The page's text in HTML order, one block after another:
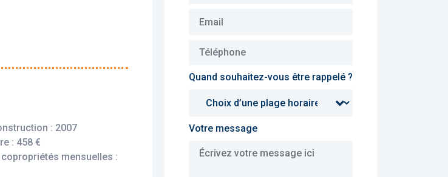
professionnel
versement des loyers dès
et fonctionnel : une
: 2007
: 458 €
mensuelles :
Quand souhaitez-vous être rappelé ?
Votre message